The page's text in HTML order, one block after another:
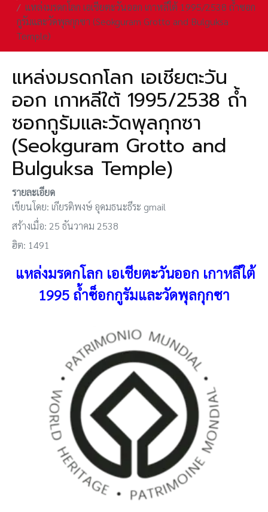
แหล่งมรดกโลก เอเชียตะวันออก เกาหลีใต้ 1995/2538 ถ้ำซอก
กูรัมและวัดพุลกุกซา (Seokguram Grotto and Bulguksa
Temple)
แหล่งมรดกโลก เอเชียตะวัน
ออก เกาหลีใต้ 1995/2538 ถ้ำ
ซอกกูรัมและวัดพุลกุกซา
(Seokguram Grotto and
Bulguksa Temple)
รายละเอียด
เขียนโดย: เกียรติพงษ์ อุดมธนะธีระ gmail
สร้างเมื่อ: 25 ธันวาคม 2538
ฮิต: 1491
แหล่งมรดกโลก เอเชียตะวันออก เกาหลีใต้
1995 ถ้ำซ็อกกูรัมและวัดพุลกุกซา